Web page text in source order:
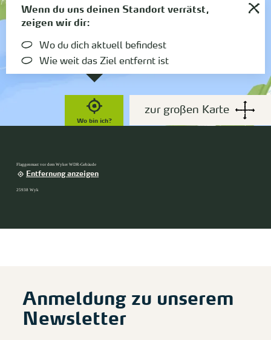
Wo bin ich?
Wenn du uns deinen Standort verrätst,
zeigen wir dir:
Wo du dich aktuell befindest
Wie weit das Ziel entfernt ist
zur großen Karte
Flaggenmast vor dem Wyker WDR-Gebäude
Entfernung anzeigen
25938 Wyk
Anmeldung zu unserem
Newsletter